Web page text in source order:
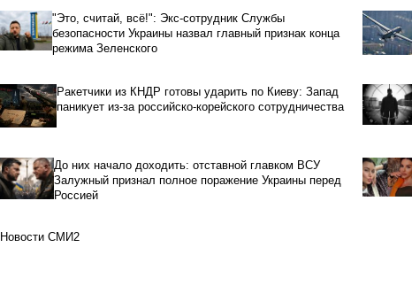
"Это, считай, всё!": Экс-сотрудник Службы
безопасности Украины назвал главный признак конца
режима Зеленского
Ракетчики из КНДР готовы ударить по Киеву: Запад
паникует из-за российско-корейского сотрудничества
До них начало доходить: отставной главком ВСУ
Залужный признал полное поражение Украины перед
Россией
Новости СМИ2